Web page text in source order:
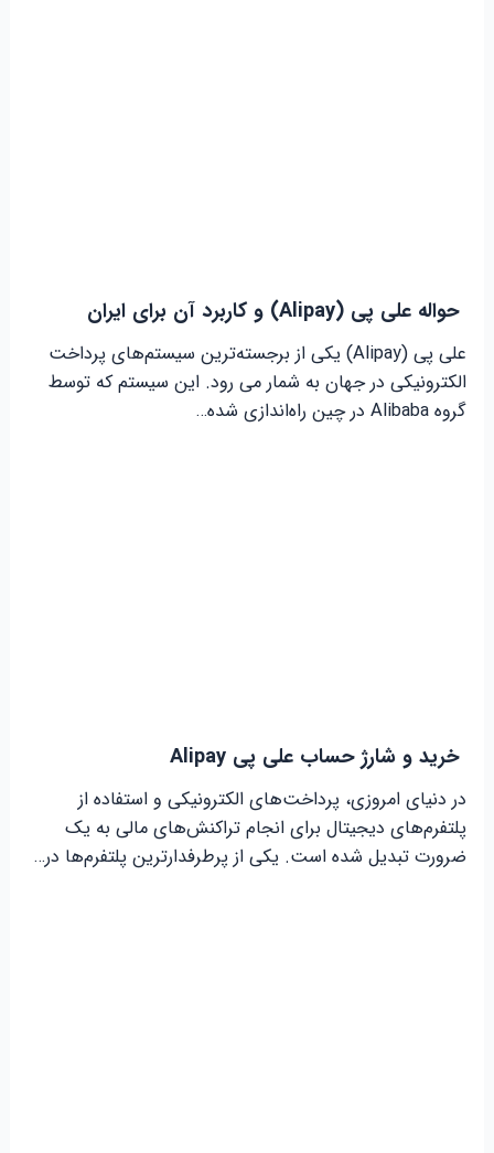
حواله علی پی (Alipay) و کاربرد آن برای ایران
علی پی (Alipay) یکی از برجسته‌ترین سیستم‌های پرداخت
الکترونیکی در جهان به شمار می رود. این سیستم که توسط
گروه Alibaba در چین راه‌اندازی شده…
خرید و شارژ حساب علی پی Alipay
در دنیای امروزی، پرداخت‌های الکترونیکی و استفاده از
پلتفرم‌های دیجیتال برای انجام تراکنش‌های مالی به یک
ضرورت تبدیل شده است. یکی از پرطرفدارترین پلتفرم‌ها در…